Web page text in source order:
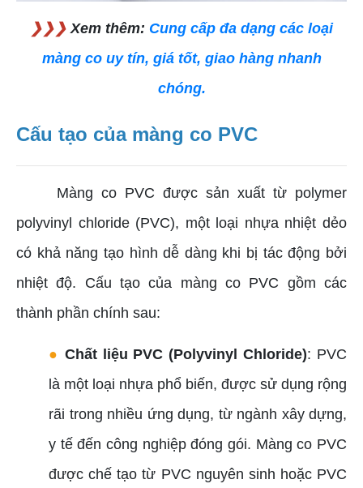
❯❯❯ Xem thêm: Cung cấp đa dạng các loại
màng co uy tín, giá tốt, giao hàng nhanh
chóng.
Cấu tạo của màng co PVC
Màng co PVC được sản xuất từ polymer
polyvinyl chloride (PVC), một loại nhựa nhiệt dẻo
có khả năng tạo hình dễ dàng khi bị tác động bởi
nhiệt độ. Cấu tạo của màng co PVC gồm các
thành phần chính sau:
● Chất liệu PVC (Polyvinyl Chloride): PVC
là một loại nhựa phổ biến, được sử dụng rộng
rãi trong nhiều ứng dụng, từ ngành xây dựng,
y tế đến công nghiệp đóng gói. Màng co PVC
được chế tạo từ PVC nguyên sinh hoặc PVC